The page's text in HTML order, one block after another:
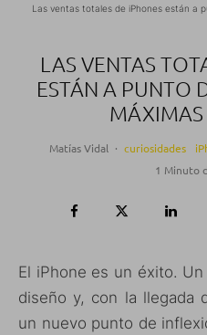
Las ventas totales de iPhones están a
LAS VENTAS
ESTÁN A PUNTO
Matías Vidal · curiosidades
1 Minuto
El iPhone es un éxito.
diseño y, con la llegada
un nuevo punto de